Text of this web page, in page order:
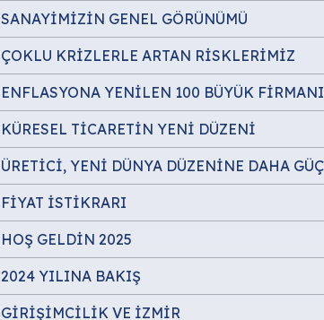
SANAYİMİZİN GENEL GÖRÜNÜMÜ
ÇOKLU KRİZLERLE ARTAN RİSKLERİMİZ
ENFLASYONA YENİLEN 100 BÜYÜK
KÜRESEL TİCARETİN YENİ DÜZENİ
ÜRETİCİ, YENİ DÜNYA DÜZENİNE DAHA
FİYAT İSTİKRARI
HOŞ GELDİN 2025
2024 YILINA BAKIŞ
GİRİŞİMCİLİK VE İZMİR